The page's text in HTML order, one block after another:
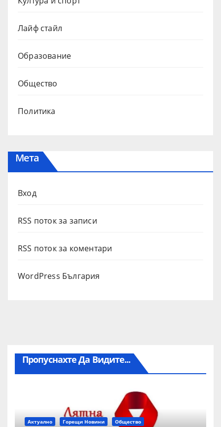
Лайф стайл
Образование
Общество
Политика
Мета
Вход
RSS поток за записи
RSS поток за коментари
WordPress България
Пропуснахте Да Видите...
Актуално Горещи Новини Общество